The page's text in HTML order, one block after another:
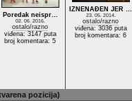
Poredak neispr…
02. 06. 2016.
ostalo/razno
viđena: 3147 puta
broj komentara: 5
IZNENAĐEN JER …
23. 05. 2014.
ostalo/razno
viđena: 3036 puta
broj komentara: 6
pozicija)